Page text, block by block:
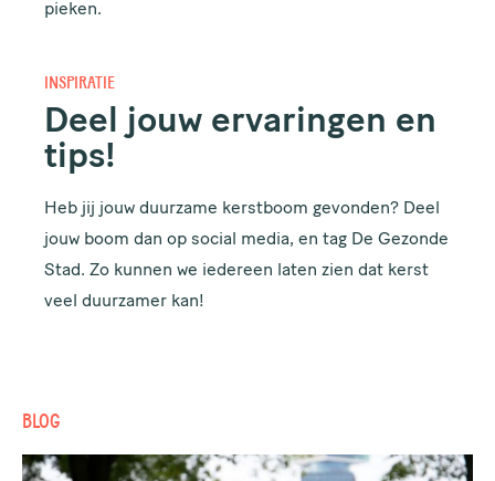
pieken.
INSPIRATIE
Deel jouw ervaringen en
tips!
Heb jij jouw duurzame kerstboom gevonden? Deel
jouw boom dan op social media, en tag De Gezonde
Stad. Zo kunnen we iedereen laten zien dat kerst
veel duurzamer kan!
BLOG